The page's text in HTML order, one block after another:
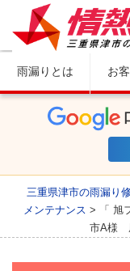
雨漏りとは お
三重県津市の雨漏り
メンテナンス >
「
市A様